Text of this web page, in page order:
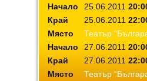
Начало 25.06.2011
Край
25.06.2011
Място
Театър
Начало
27.06.2011
Край
27.06.2011
Място
Театър